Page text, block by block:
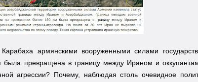
Карабаха армянскими вооруженными силами
была превращена в границу между Ираном и
агрессии? Почему, наблюдая столь очевидное